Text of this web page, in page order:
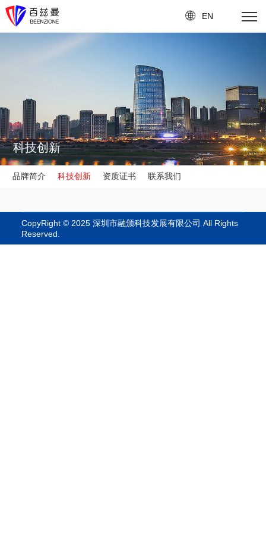
EN
科技创新
品牌简介 科技创新 资质证书 联系我们
CopyRight © 2025 深圳市融颁科技发展有限公司 All Rights
Reserved.